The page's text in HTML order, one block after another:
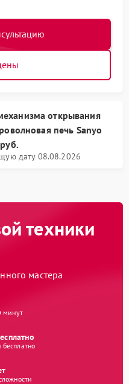
открывания
печь Sanyo
дату 08.08.2026
техники
мастера
минут